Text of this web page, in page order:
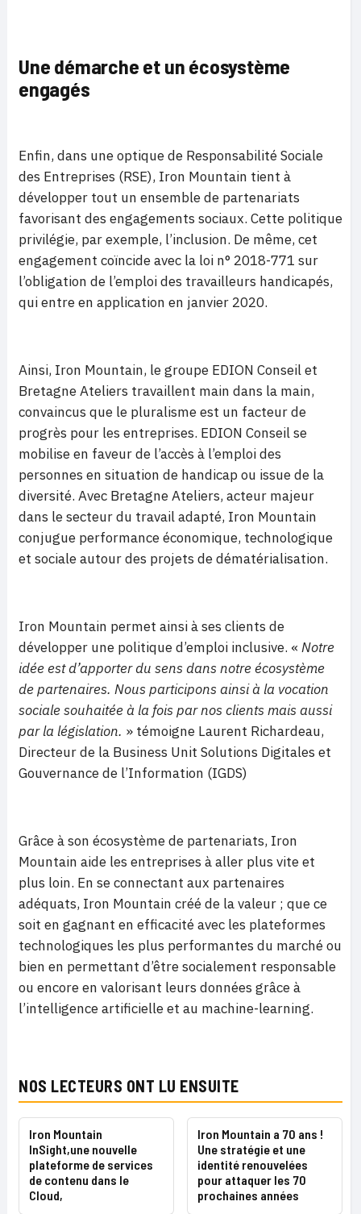
Une démarche et un écosystème
engagés
Enfin, dans une optique de Responsabilité Sociale
des Entreprises (RSE), Iron Mountain tient à
développer tout un ensemble de partenariats
favorisant des engagements sociaux. Cette politique
privilégie, par exemple, l’inclusion. De même, cet
engagement coïncide avec la loi n° 2018-771 sur
l’obligation de l’emploi des travailleurs handicapés,
qui entre en application en janvier 2020.
Ainsi, Iron Mountain, le groupe EDION Conseil et
Bretagne Ateliers travaillent main dans la main,
convaincus que le pluralisme est un facteur de
progrès pour les entreprises. EDION Conseil se
mobilise en faveur de l’accès à l’emploi des
personnes en situation de handicap ou issue de la
diversité. Avec Bretagne Ateliers, acteur majeur
dans le secteur du travail adapté, Iron Mountain
conjugue performance économique, technologique
et sociale autour des projets de dématérialisation.
Iron Mountain permet ainsi à ses clients de
développer une politique d’emploi inclusive. « Notre
idée est d’apporter du sens dans notre écosystème
de partenaires. Nous participons ainsi à la vocation
sociale souhaitée à la fois par nos clients mais aussi
par la législation. » témoigne Laurent Richardeau,
Directeur de la Business Unit Solutions Digitales et
Gouvernance de l’Information (IGDS)
Grâce à son écosystème de partenariats, Iron
Mountain aide les entreprises à aller plus vite et
plus loin. En se connectant aux partenaires
adéquats, Iron Mountain créé de la valeur ; que ce
soit en gagnant en efficacité avec les plateformes
technologiques les plus performantes du marché ou
bien en permettant d’être socialement responsable
ou encore en valorisant leurs données grâce à
l’intelligence artificielle et au machine-learning.
NOS LECTEURS ONT LU ENSUITE
Iron Mountain
InSight,une nouvelle
plateforme de services
de contenu dans le
Cloud,
Iron Mountain a 70 ans !
Une stratégie et une
identité renouvelées
pour attaquer les 70
prochaines années